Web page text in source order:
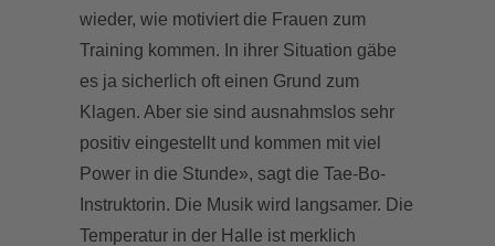
wieder, wie motiviert die Frauen zum
Training kommen. In ihrer Situation gäbe
es ja sicherlich oft einen Grund zum
Klagen. Aber sie sind ausnahmslos sehr
positiv eingestellt und kommen mit viel
Power in die Stunde», sagt die Tae-Bo-
Instruktorin. Die Musik wird langsamer. Die
Temperatur in der Halle ist merklich